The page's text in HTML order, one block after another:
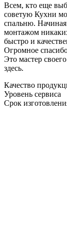
Всем, кто еще
советую Кухни
спальню. Начиная
монтажом
быстро и
Огромное
Это мастер
здесь.
Качество
Уровень сервиса
Срок